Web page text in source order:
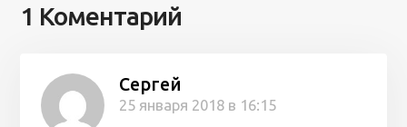
1 Коментарий
Сергей
25 января 2018 в 16:15